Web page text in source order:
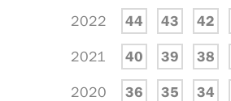
2022 44 43 42
2021 40 39 38
2020 36 35 34